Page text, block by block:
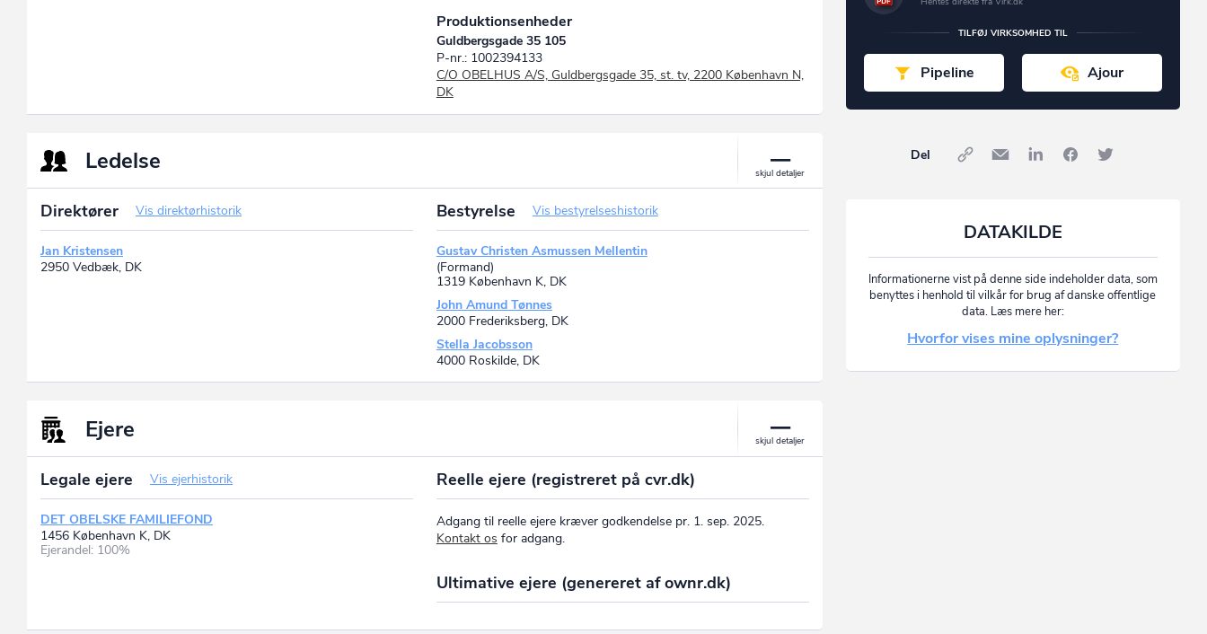
Produktionsenheder
Guldbergsgade 35 105
P-nr.: 1002394133
C/O OBELHUS A/S, Guldbergsgade 35, st. tv, 2200 København N,
DK
Ledelse
Direktører Vis direktørhistorik
Jan Kristensen
2950 Vedbæk, DK
Bestyrelse Vis bestyrelseshistorik
Gustav Christen Asmussen Mellentin
(Formand)
1319 København K, DK
John Amund Tønnes
2000 Frederiksberg, DK
Stella Jacobsson
4000 Roskilde, DK
Ejere
Legale ejere Vis ejerhistorik
DET OBELSKE FAMILIEFOND
1456 København K, DK
Ejerandel: 100%
Reelle ejere (registreret på cvr.dk)
Adgang til reelle ejere kræver godkendelse pr. 1. sep. 2025.
Kontakt os for adgang.
Ultimative ejere (genereret af ownr.dk)
TILFØJ VIRKSOMHED TIL
Pipeline Ajour
Del
DATAKILDE
Informationerne vist på denne side indeholder data, som
benyttes i henhold til vilkår for brug af danske offentlige
data. Læs mere her:
Hvorfor vises mine oplysninger?